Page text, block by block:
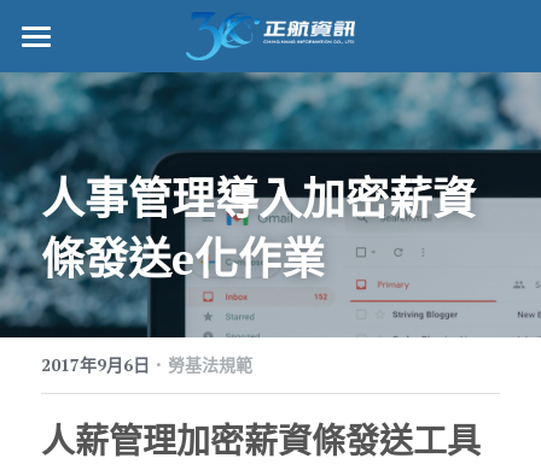
正航首頁
數位轉型
管理功能
標竿客戶
詢問/採購
客戶服務
正航願景
人事管理導入加密薪資
條發送e化作業
2017年9月6日 · 勞基法規範
人薪管理加密薪資條發送工具